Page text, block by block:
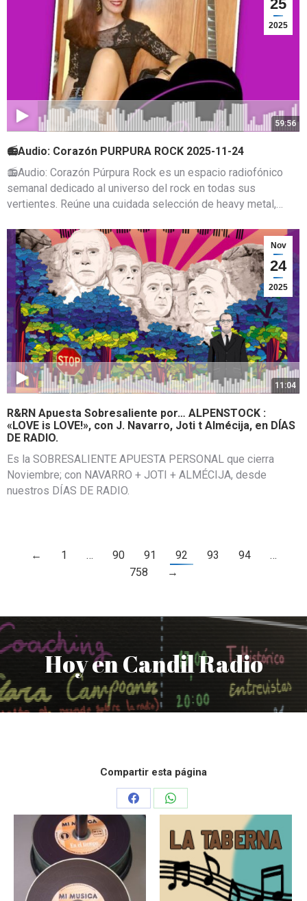
25
2025
59:56
📻Audio: Corazón PURPURA ROCK 2025-11-24
📻Audio: Corazón Púrpura Rock es un espacio radiofónico
semanal dedicado al universo del rock en todas sus
vertientes. Reúne una cuidada selección de heavy metal,…
Nov
24
2025
11:04
R&RN Apuesta Sobresaliente por… ALPENSTOCK :
«LOVE is LOVE!», con J. Navarro, Joti t Almécija, en DÍAS
DE RADIO.
Es la SOBRESALIENTE APUESTA PERSONAL que cierra
Noviembre; con NAVARRO + JOTI + ALMÉCIJA, desde
nuestros DÍAS DE RADIO.
← 1 … 90 91 92 93 94
…
758
→
Hoy en Candil Radio
Compartir esta página
Share
Facebook
Share
on
WhatsApp